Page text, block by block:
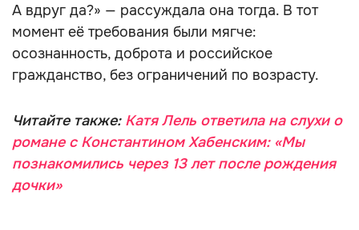
А вдруг да?» — рассуждала она тогда. В тот
момент её требования были мягче:
осознанность, доброта и российское
гражданство, без ограничений по возрасту.
Читайте также: Катя Лель ответила на слухи о
романе с Константином Хабенским: «Мы
познакомились через 13 лет после рождения
дочки»